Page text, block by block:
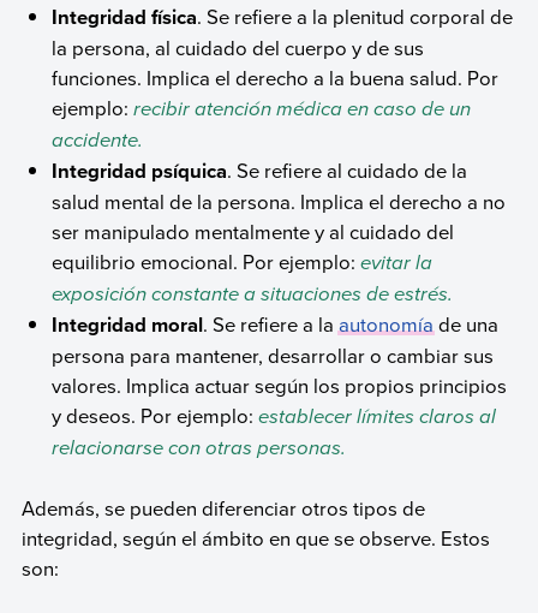
Integridad física. Se refiere a la plenitud corporal de
la persona, al cuidado del cuerpo y de sus
funciones. Implica el derecho a la buena salud. Por
ejemplo: recibir atención médica en caso de un
accidente.
Integridad psíquica. Se refiere al cuidado de la
salud mental de la persona. Implica el derecho a no
ser manipulado mentalmente y al cuidado del
equilibrio emocional. Por ejemplo:evitar la
exposición constante a situaciones de estrés.
Integridad moral. Se refiere a laautonomía de una
persona para mantener, desarrollar o cambiar sus
valores. Implica actuar según los propios principios
y deseos. Por ejemplo:establecer límites claros al
relacionarse con otras personas.
Además, se pueden diferenciar otros tipos de
integridad, según el ámbito en que se observe. Estos
son: